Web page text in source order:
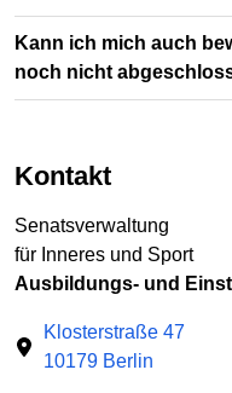
Kann ich mich auch
noch nicht
Kontakt
Senatsverwaltung
für Inneres und Sport
Ausbildungs- und
Klosterstraße 47
10179 Berlin